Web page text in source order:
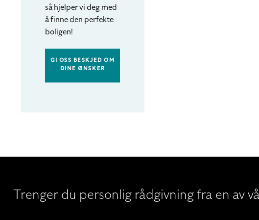
så hjelper vi deg med
å finne den perfekte
boligen!
GI OSS BESKJED OM
DINE ØNSKER
Trenger du personlig rådgivning fra en av